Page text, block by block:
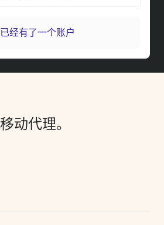
经有了一个账户
动代理。